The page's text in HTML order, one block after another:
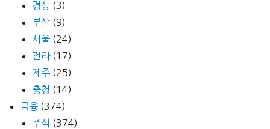
경상 (3)
부산 (9)
서울 (24)
전라(17)
제주 (25)
충청 (14)
금융 (374)
주식 (374)